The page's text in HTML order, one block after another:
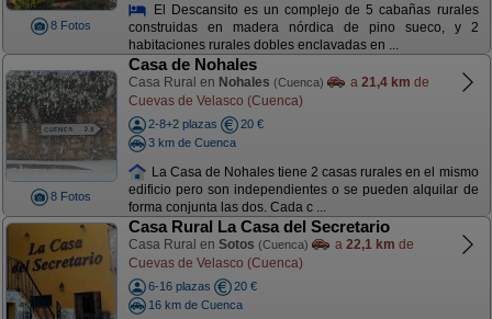
8 Fotos
El Descansito es un complejo de 5 cabañas rurales
construidas en madera nórdica de pino sueco, y 2
habitaciones rurales dobles enclavadas en ...
8 Fotos
Casa de Nohales
Casa Rural en Nohales (Cuenca) a 21,4 km de
Cuevas de Velasco (Cuenca)
2-8+2 plazas
20 €
3 km de Cuenca
La Casa de Nohales tiene 2 casas rurales en el mismo
edificio pero son independientes o se pueden alquilar de
forma conjunta las dos. Cada c ...
Casa Rural La Casa del Secretario
Casa Rural en Sotos (Cuenca) a 22,1 km de
Cuevas de Velasco (Cuenca)
6-16 plazas
20 €
16 km de Cuenca